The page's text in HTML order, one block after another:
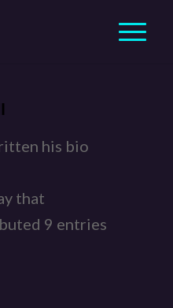
his bio
that
9 entries